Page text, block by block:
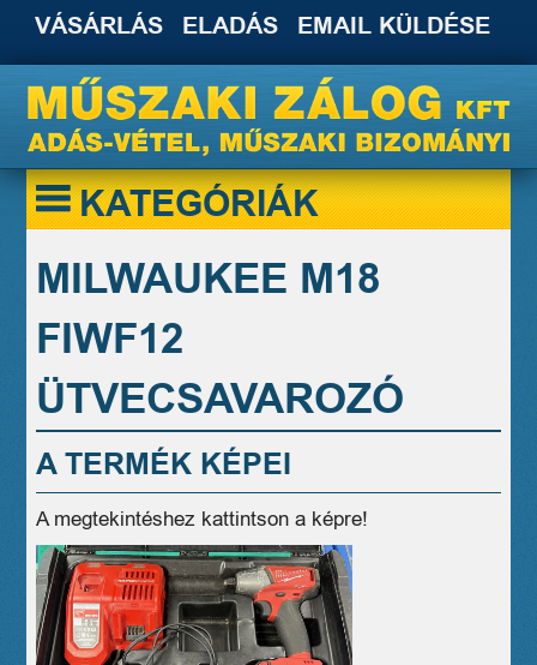
VÁSÁRLÁS ELADÁS EMAIL KÜLDÉSE
KATEGÓRIÁK
MILWAUKEE M18
FIWF12
ÜTVECSAVAROZÓ
A TERMÉK KÉPEI
A megtekintéshez kattintson a képre!